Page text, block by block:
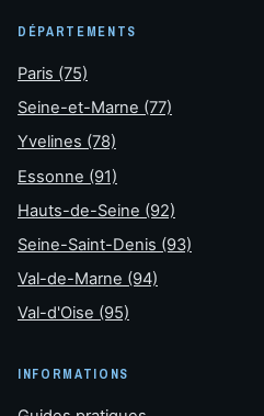
DÉPARTEMENTS
Paris (75)
Seine-et-Marne (77)
Yvelines (78)
Essonne (91)
Hauts-de-Seine (92)
Seine-Saint-Denis (93)
Val-de-Marne (94)
Val-d'Oise (95)
INFORMATIONS